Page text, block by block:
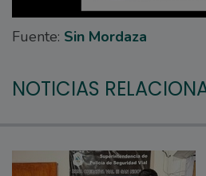
Fuente: Sin Mordaza
NOTICIAS